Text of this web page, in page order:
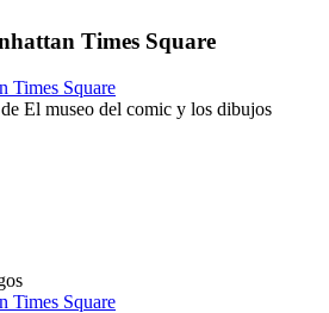
Times Square
Times Square
El museo del comic y los dibujos
Times Square